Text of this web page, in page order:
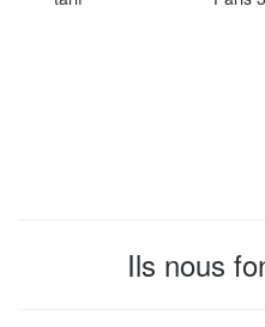
Ils nous